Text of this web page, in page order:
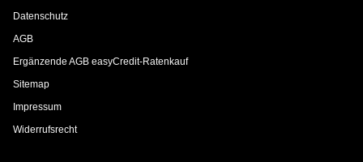
Datenschutz
AGB
Ergänzende AGB easyCredit-Ratenkauf
Sitemap
Impressum
Widerrufsrecht